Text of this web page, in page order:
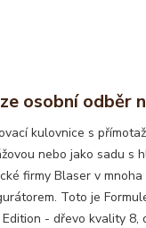
osobní odběr
kulovnice s
nebo jako sadu s
firmy Blaser v
Toto je
- dřevo kvality 8,